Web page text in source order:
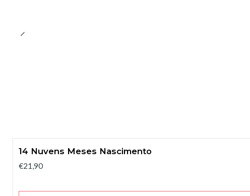
14 Nuvens Meses Nascimento
€21,90